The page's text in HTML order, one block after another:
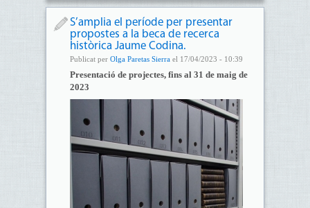
S’amplia el període per presentar
propostes a la beca de recerca
històrica Jaume Codina.
Publicat per Olga Paretas Sierrael 17/04/2023 - 10:39
Presentació de projectes, fins al 31 de maig de
2023